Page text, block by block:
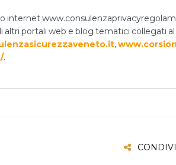
internet
portali web e blog tematici collegati
,
.